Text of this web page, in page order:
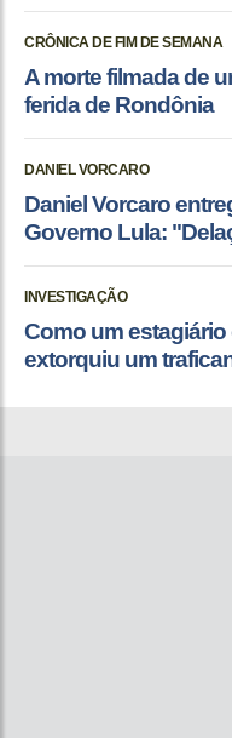
CRÔNICA DE FIM DE SEMANA
A morte filmada de
ferida de Rondônia
DANIEL VORCARO
Daniel Vorcaro
Governo Lula:
INVESTIGAÇÃO
Como um
extorquiu um